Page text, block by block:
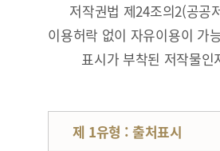
저작권법 제24조의2(공공
이용허락 없이 자유이용이 가
표시가 부착된 저작물
제 1유형 : 출처표시